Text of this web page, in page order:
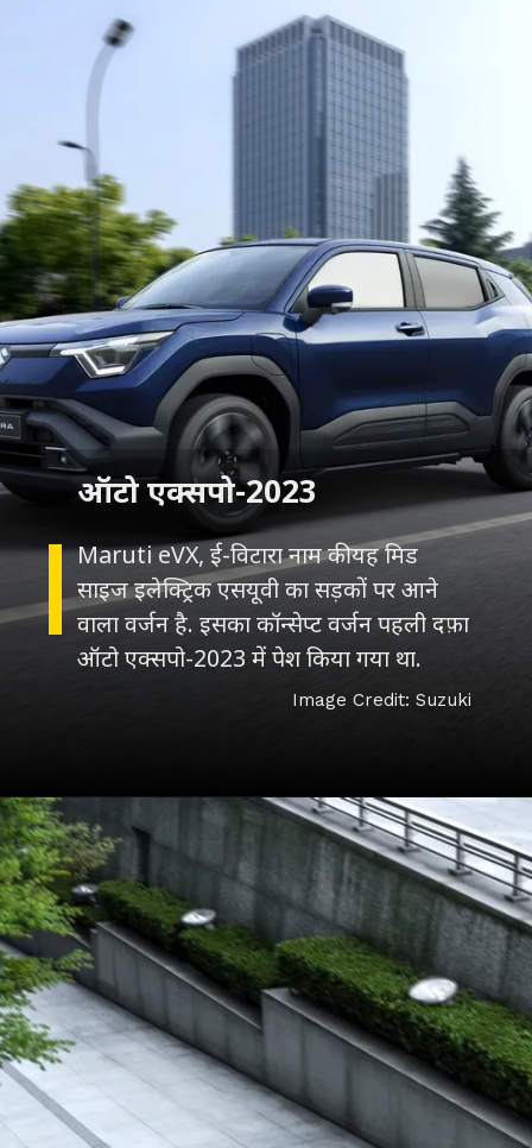
Maruti eVX, ई-विटारा नाम की यह मिड
साइज इलेक्ट्रिक एसयूवी का सड़कों पर आने
वाला वर्जन है. इसका कॉन्सेप्ट वर्जन पहली दफ़ा
ऑटो एक्सपो-2023 में पेश किया गया था.
ऑटो एक्सपो-2023
Image Credit: Suzuki